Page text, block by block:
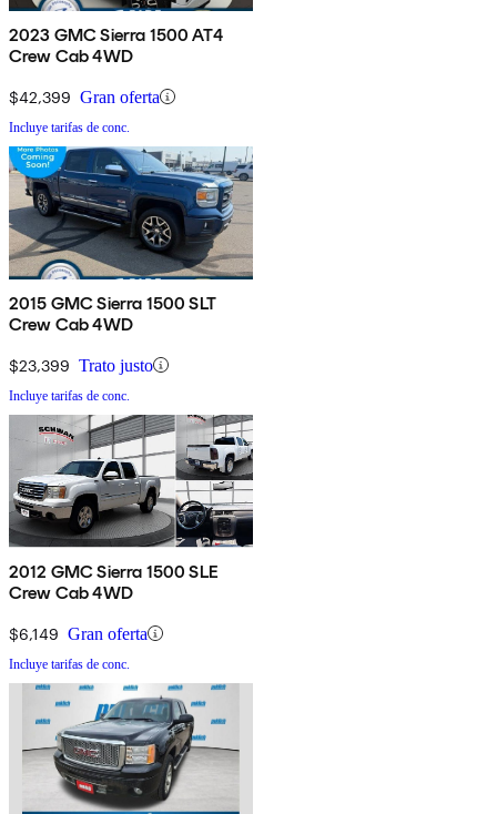
2023 GMC Sierra 1500 AT4
Crew Cab 4WD
$42,399 Gran oferta
Incluye tarifas de conc.
2015 GMC Sierra 1500 SLT
Crew Cab 4WD
$23,399 Trato justo
Incluye tarifas de conc.
2012 GMC Sierra 1500 SLE
Crew Cab 4WD
$6,149 Gran oferta
Incluye tarifas de conc.